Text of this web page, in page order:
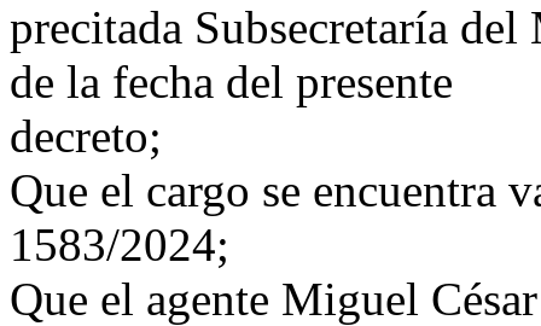
precitada Subsecretaría
de la fecha del presente
decreto;
Que el cargo se encuentra
1583/2024;
Que el agente Miguel